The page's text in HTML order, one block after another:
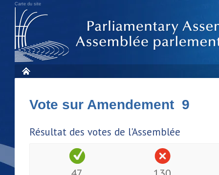
Carte du site
Vote sur Amendement 9
Résultat des votes de l'Assemblée